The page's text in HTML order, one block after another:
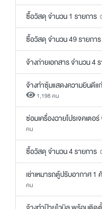
ซื้อวัสดุ จำนวน 1 รายการ
ซื้อวัสดุ จำนวน 49 รายการ
จ้างถ่ายเอกสาร จำนวน 4
จ้างทำซุ้มแสดงความยินดี
1,198 คน
ซ่อมเครื่องฉายโปรเจคเตอ
คน
ซื้อวัสดุ จำนวน 4 รายการ
เช่าเหมารถตู้ปรับอากาศ 1
คน